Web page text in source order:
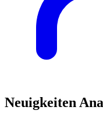
Neuigkeiten